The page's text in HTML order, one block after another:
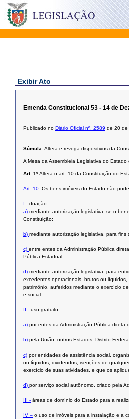
Exibir Ato
Emenda Constitucional 53 - 14 de
Publicado no Diário Oficial nº. 2589 de 20 de
Súmula:Altera e revoga dispositivos da
A Mesa da Assembleia Legislativa do
Art. 1ºAltera o art. 10 da Constituição do
Art. 10. Os bens imóveis do Estado não
I - doação:
a) mediante autorização legislativa, se o
Constituição;
b) mediante autorização legislativa, para
c) entre entes da Administração Pública
Pública Estadual;
d) mediante autorização legislativa, para
excedentes operacionais, brutos ou
patrimônio, auferidos mediante o exercício
e social.
II - uso gratuito:
a) por entes da Administração Pública
b) pela União, outros Estados, Distrito
c) por entidades de assistência social,
ou líquidos, dividendos, isenções de
exercício de suas atividades, e que os
d) por serviço social autônomo, criado pela
III - áreas de domínio do Estado para a
IV – o uso de imóveis para a instalação e a